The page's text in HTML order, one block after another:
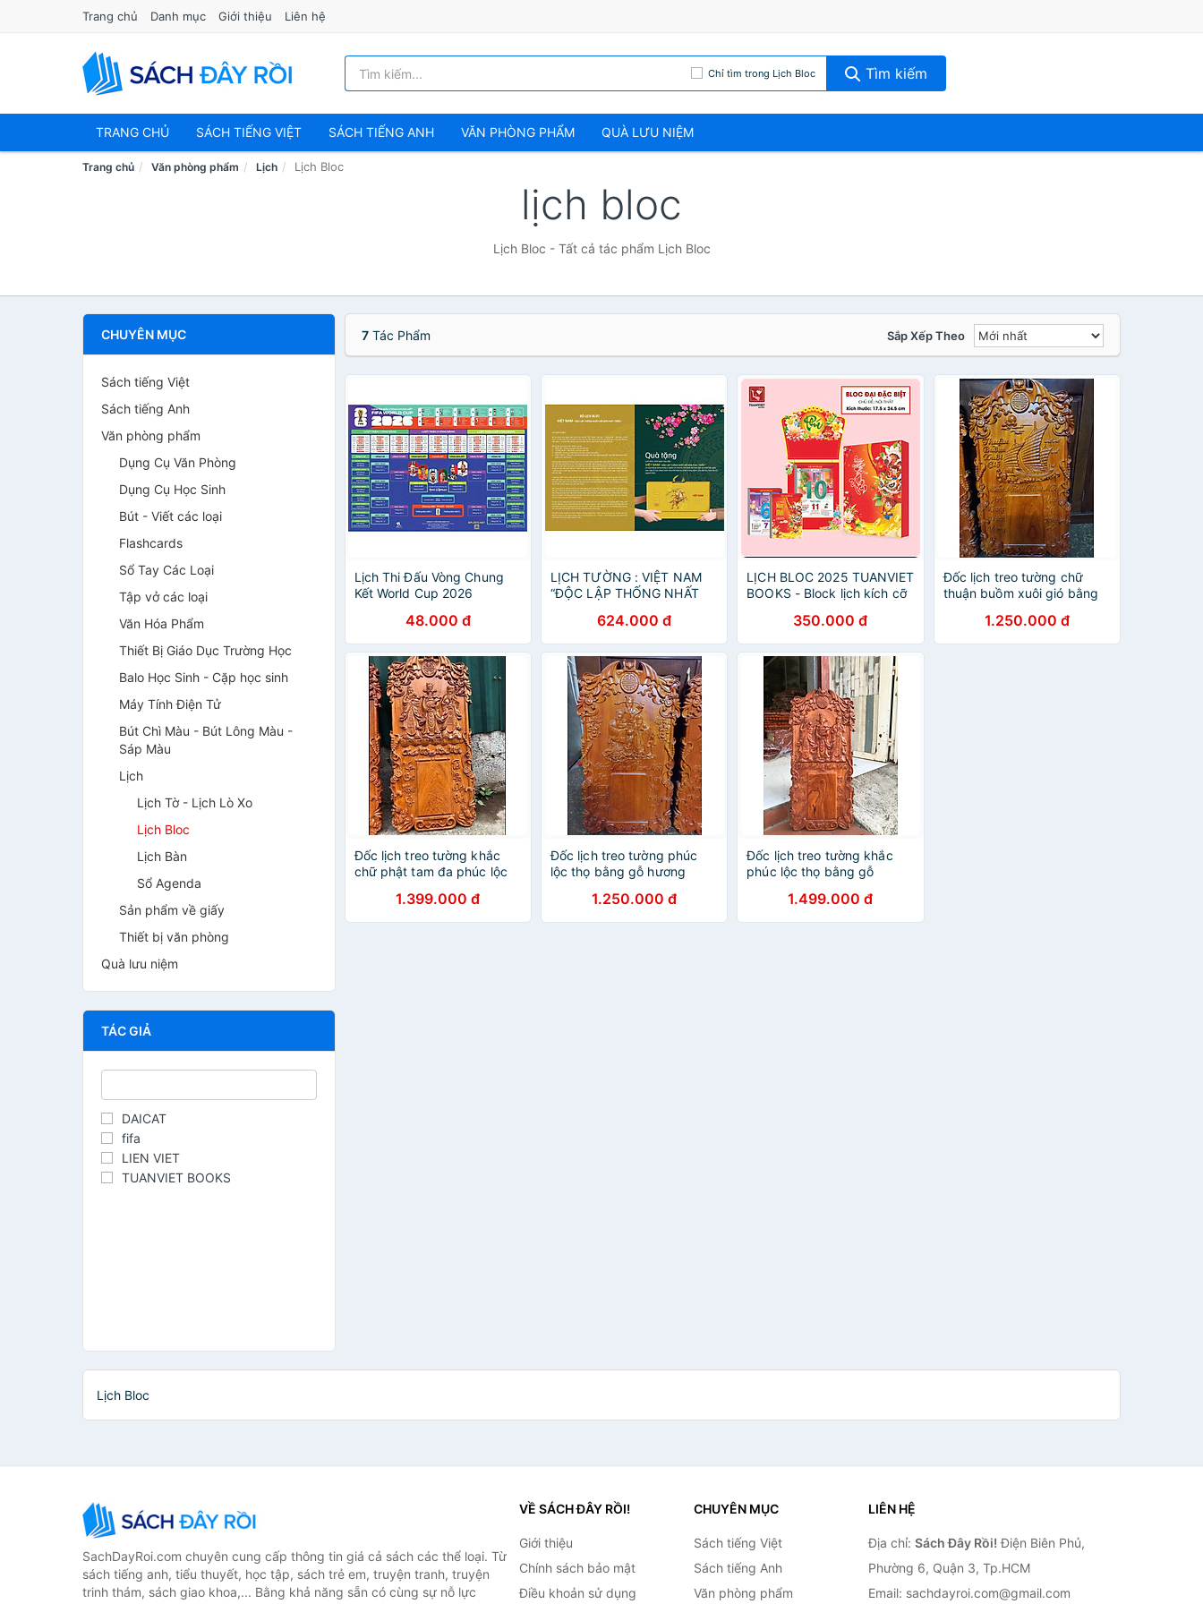
Trang chủ Danh mục Giới thiệu Liên hệ
Chỉ tìm trong Lịch Bloc Tìm kiếm
TRANG CHỦ SÁCH TIẾNG VIỆT SÁCH TIẾNG ANH VĂN PHÒNG PHẨM QUÀ LƯU NIỆM
Trang chủ Văn phòng phẩm Lịch Lịch Bloc
lịch bloc
Lịch Bloc - Tất cả tác phẩm Lịch Bloc
CHUYÊN MỤC
Sách tiếng Việt
Sách tiếng Anh
Văn phòng phẩm
Dụng Cụ Văn Phòng
Dụng Cụ Học Sinh
Bút - Viết các loại
Flashcards
Sổ Tay Các Loại
Tập vở các loại
Văn Hóa Phẩm
Thiết Bị Giáo Dục Trường Học
Balo Học Sinh - Cặp học sinh
Máy Tính Điện Tử
Bút Chì Màu - Bút Lông Màu -
Sáp Màu
Lịch
Lịch Tờ - Lịch Lò Xo
Lịch Bloc
Lịch Bàn
Sổ Agenda
Sản phẩm về giấy
Thiết bị văn phòng
Quà lưu niệm
TÁC GIẢ
DAICAT
fifa
LIEN VIET
TUANVIET BOOKS
7Tác Phẩm Sắp Xếp Theo
Lịch Thi Đấu Vòng Chung
Kết World Cup 2026
48.000 đ
LỊCH TƯỜNG : VIỆT NAM
“ĐỘC LẬP THỐNG NHẤT
Liên Việt Books
624.000 đ
LỊCH BLOC 2025 TUANVIET
BOOKS - Block lịch kích cỡ
17x24cm, 10x14.5cm) -
Mẫu ngẫu nhiên
350.000 đ
Đốc lịch treo tường chữ
thuận buồm xuôi gió bằng
1.250.000 đ
Đốc lịch treo tường khắc
chữ phật tam đa phúc lộc
37×77×3cm1.399.000 đ
Đốc lịch treo tường phúc
lộc thọ bằng gỗ hương
1.250.000 đ
Đốc lịch treo tường khắc
phúc lộc thọ bằng gỗ
1.499.000 đ
Lịch Bloc
SachDayRoi.com chuyên cung cấp thông tin giá cả sách các thể loại. Từ
sách tiếng anh, tiểu thuyết, học tập, sách trẻ em, truyện tranh, truyện
trinh thám, sách giao khoa,... Bằng khả năng sẵn có cùng sự nỗ lực
VỀ SÁCH ĐÂY RỒI!
Giới thiệu
Chính sách bảo mật
Điều khoản sử dụng
CHUYÊN MỤC
Sách tiếng Việt
Sách tiếng Anh
Văn phòng phẩm
LIÊN HỆ
Địa chỉ: Sách Đây Rồi! Điện Biên Phủ,
Phường 6, Quận 3, Tp.HCM
Email: sachdayroi.com@gmail.com